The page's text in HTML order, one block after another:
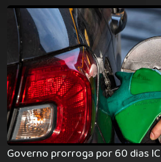
Governo prorroga por 60 dias